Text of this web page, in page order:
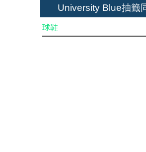
University Blue抽籤
球鞋